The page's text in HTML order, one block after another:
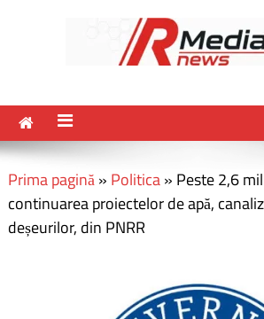
Prima pagină» Politica» Peste 2,6
continuarea proiectelor de apă,
deșeurilor, din PNRR